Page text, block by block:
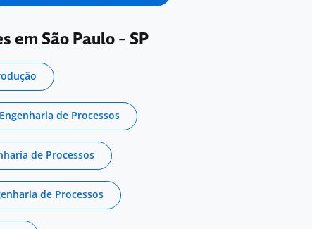
em São Paulo - SP
de Processos
de Processos
de Processos